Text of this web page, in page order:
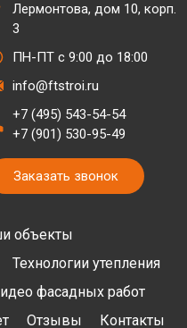
объекты
Технологии утепления
фасадных работ
Отзывы Контакты
Лермонтова, дом 10, корп.
3
ПН-ПТ с 9:00 до 18:00
info@ftstroi.ru
+7 (495) 543-54-54
+7 (901) 530-95-49
Заказать звонок